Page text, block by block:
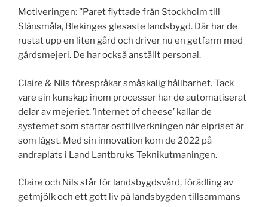
Motiveringen: ”Paret flyttade från Stockholm till
Slänsmåla, Blekinges glesaste landsbygd. Där har de
rustat upp en liten gård och driver nu en getfarm med
gårdsmejeri. De har också anställt personal.
Claire & Nils förespråkar småskalig hållbarhet. Tack
vare sin kunskap inom processer har de automatiserat
delar av mejeriet. ’Internet of cheese’ kallar de
systemet som startar osttillverkningen när elpriset är
som lägst. Med sin innovation kom de 2022 på
andraplats i Land Lantbruks Teknikutmaningen.
Claire och Nils står för landsbygdsvård, förädling av
getmjölk och ett gott liv på landsbygden tillsammans